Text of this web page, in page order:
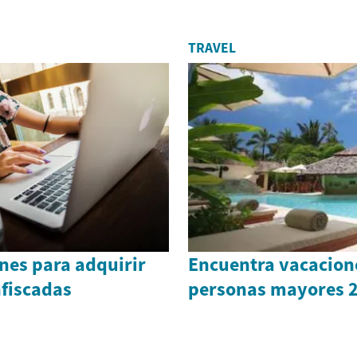
para adquirir
TRAVEL
Encuentra
personas mayores